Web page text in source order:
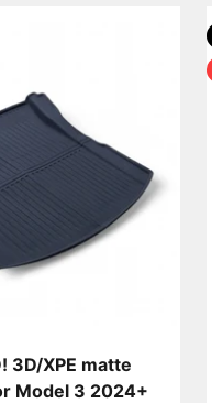
3D/XPE matte
Model 3 2024+